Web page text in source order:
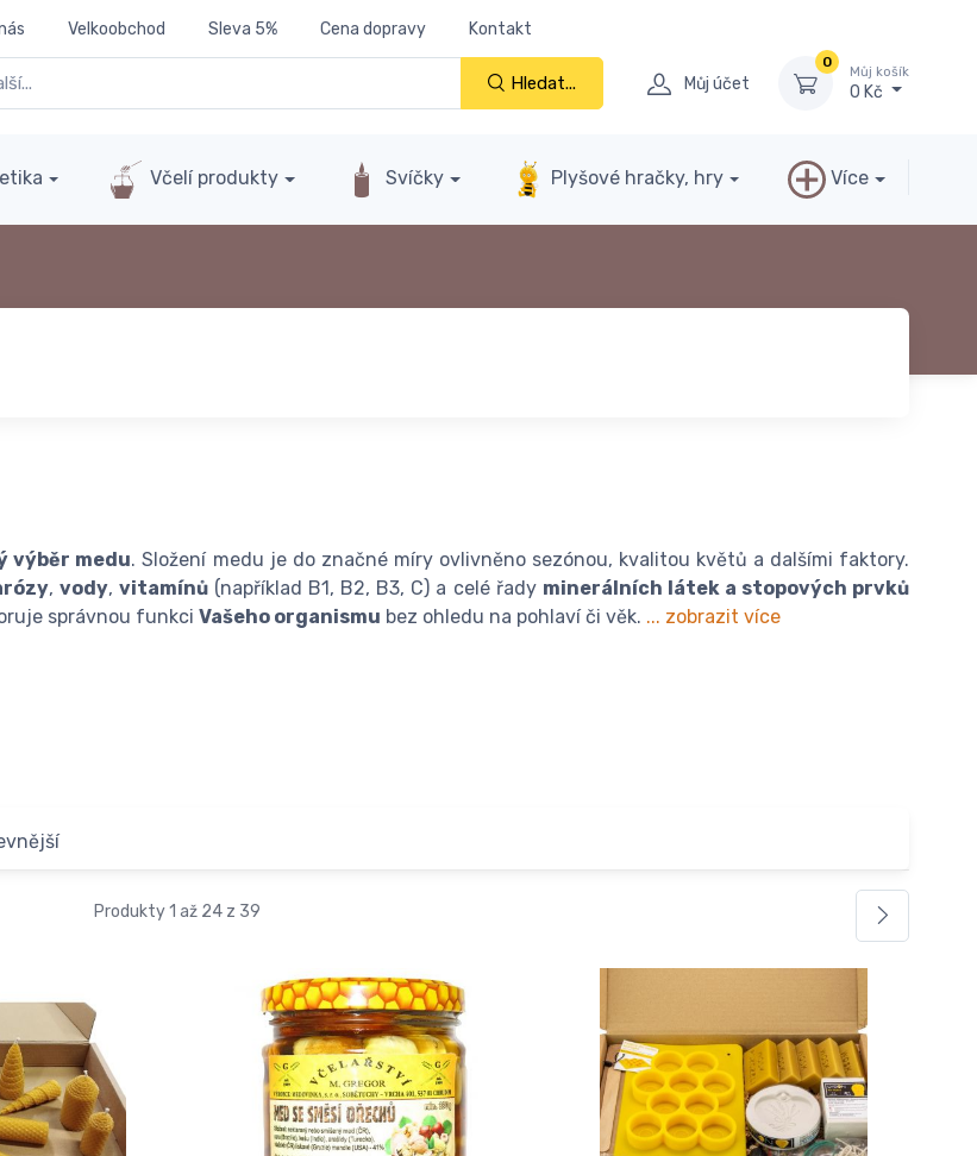
Velkoobchod Sleva 5% Cena dopravy Kontakt
Hledat... Můj účet
0
Můj košík
0 Kč
Včelí produkty Svíčky Plyšové hračky, hry Více
výběr medu. Složení medu je do značné míry ovlivněno sezónou, kvalitou květů a dalšími faktory.
, vody, vitamínů(například B1, B2, B3, C) a celé řady minerálních látek a stopových prvků
správnou funkci Vašeho organismu bez ohledu na pohlaví či věk. ... zobrazit více
Produkty 1 až 24 z 39